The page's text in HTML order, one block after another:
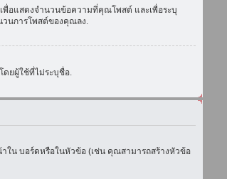
อแสดงจำนวนข้อความที่คุณโพสต์ และเพื่อระบุ
วนการโพสต์ของคุณลง.
ยผู้ใช้ที่ไม่ระบุชื่อ.
น บอร์ดหรือในหัวข้อ (เช่น คุณสามารถสร้างหัวข้อ